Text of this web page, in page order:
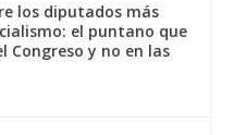
los diputados más
el puntano que
Congreso y no en las